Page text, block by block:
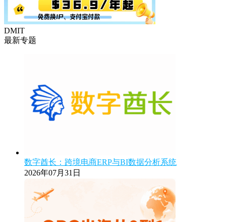
DMIT
最新专题
数字酋长：跨境电商ERP与BI数据分析系统
2026年07月31日